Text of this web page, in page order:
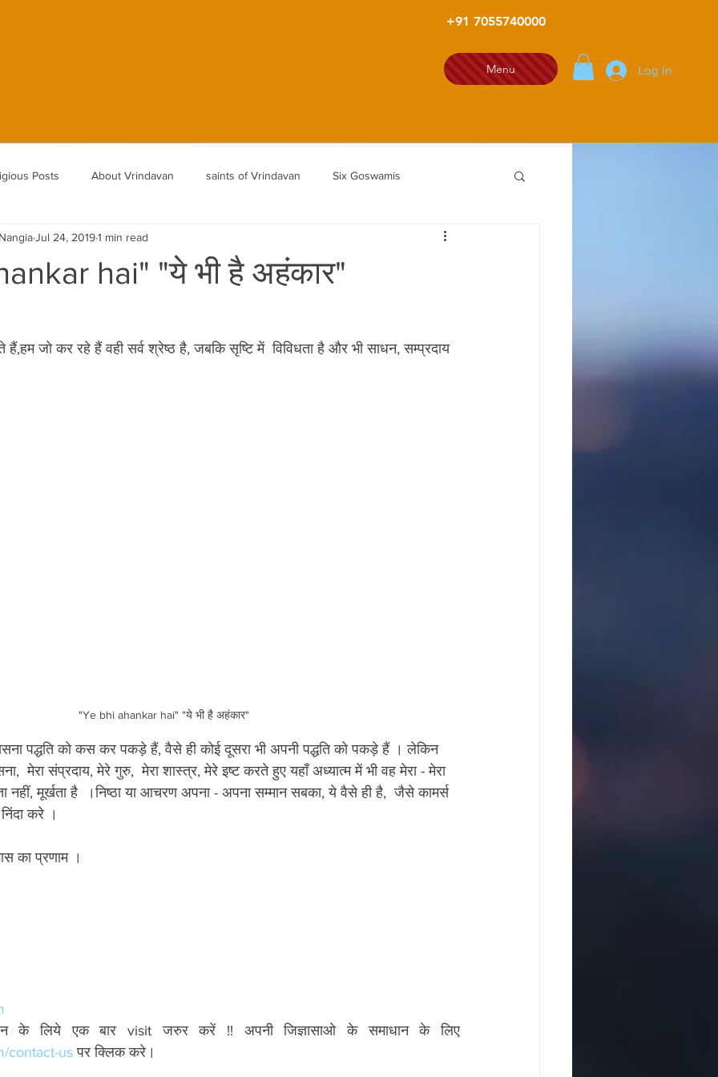
+91 7055740000
Menu Log In
Posts About Vrindavan saints of Vrindavan Six Goswamis
Ji Shri Radha Gokulanand
hai" "ये भी है अहंकार"
Jul 24, 20191 min read
जो कर रहे हैं वही सर्व श्रेष्ठ है, जबकि सृष्टि में  विविधता है और भी साधन, सम्प्रदाय
"Ye bhi ahankar hai" "ये भी है अहंकार"
पद्धति को कस कर पकड़े हैं, वैसे ही कोई दूसरा भी अपनी पद्धति को पकड़े हैं । लेकिन
मेरा संप्रदाय, मेरे गुरु,  मेरा शास्त्र, मेरे इष्ट करते हुए यहाँ अध्यात्म में भी वह मेरा - मेरा
नहीं, मूर्खता है  ।निष्ठा या आचरण अपना - अपना सम्मान सबका, ये वैसे ही है,  जैसे कामर्स
निंदा करे ।
का प्रणाम ।
contact-us पर क्लिक करे।